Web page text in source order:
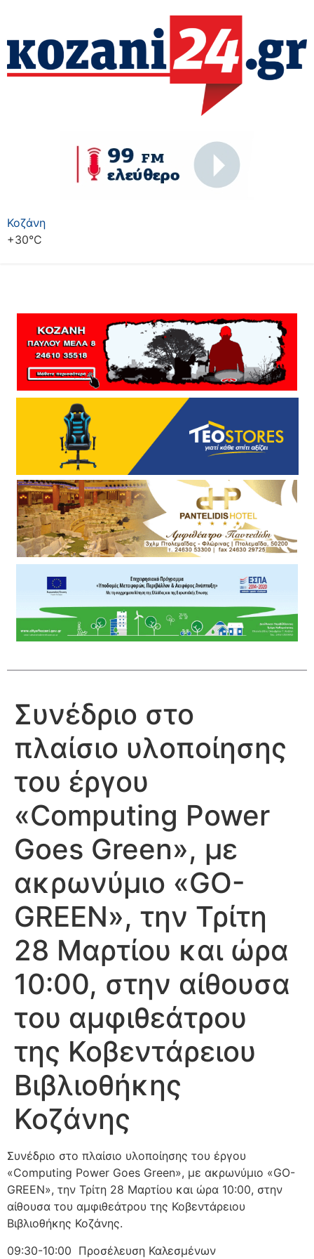
Κοζάνη
+30°C
Συνέδριο στο
πλαίσιο υλοποίησης
του έργου
«Computing Power
Goes Green», με
ακρωνύμιο «GO-
GREEN», την Τρίτη
28 Μαρτίου και ώρα
10:00, στην αίθουσα
του αμφιθεάτρου
της Κοβεντάρειου
Βιβλιοθήκης
Κοζάνης
Συνέδριο στο πλαίσιο υλοποίησης του έργου
«Computing Power Goes Green», με ακρωνύμιο «GO-
GREEN», την Τρίτη 28 Μαρτίου και ώρα 10:00, στην
αίθουσα του αμφιθεάτρου της Κοβεντάρειου
Βιβλιοθήκης Κοζάνης.
09:30-10:00 Προσέλευση Καλεσμένων